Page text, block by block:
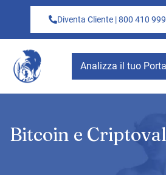
Diventa Cliente | 800 410
Analizza il tuo
Bitcoin e